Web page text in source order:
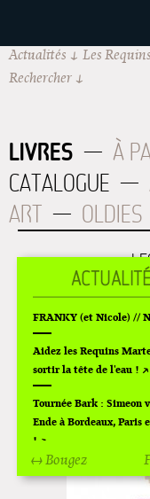
Actualités Les
Rechercher
LIVRES
À
CATALOGUE
ART
OLDIES
↔ Bougez
FRANKY (et Nicole) //
Aidez les Requins
sortir la tête de l'eau !
Tournée Bark : Simeon
Ende à Bordeaux, Paris
!
Off Of Off d'Angoulême